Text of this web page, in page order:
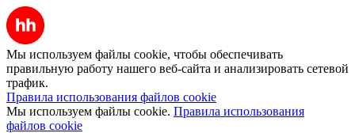
Мы используем файлы cookie, чтобы обеспечивать
правильную работу нашего веб-сайта и анализировать сетевой
трафик.
Правила использования файлов cookie
Мы используем файлы cookie. Правила использования
файлов cookie